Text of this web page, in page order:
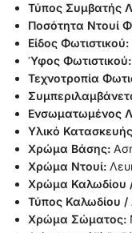
Τύπος Συμβατής
Ποσότητα Ντουί
Είδος Φωτιστικού:
Ύφος Φωτιστικού:
Τεχνοτροπία
Ενσωματωμένος
Υλικό
Χρώμα Βάσης:
Χρώμα Ντουί:
Χρώμα Καλωδίου
Τύπος Καλωδίου /
Χρώμα Σώματος: